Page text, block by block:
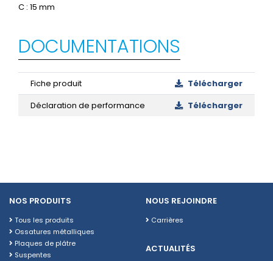
C : 15 mm
DOCUMENTATIONS
Fiche produit
Télécharger
Déclaration de performance
Télécharger
NOS PRODUITS
Tous les produits
Ossatures métalliques
Plaques de plâtre
Suspentes
NOUS REJOINDRE
Carrières
ACTUALITÉS